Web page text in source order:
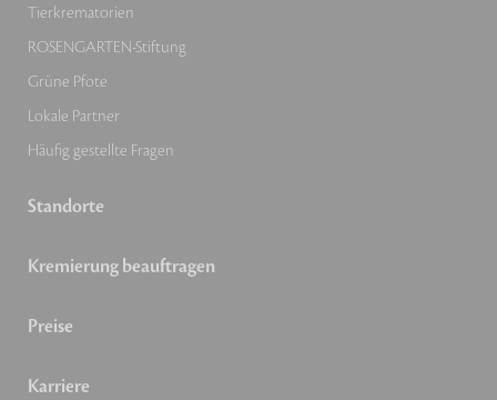
Tierkrematorien
ROSENGARTEN-Stiftung
Grüne Pfote
Lokale Partner
Häufig gestellte Fragen
Standorte
Kremierung beauftragen
Preise
Karriere